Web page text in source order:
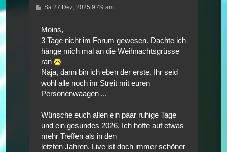
Beitrag
Sa 27 Dez, 2025 9:49 am
Moins,
3 Tage nicht im Forum gewesen. Dachte ich
hänge mich mal an die Weihnachtsgrüsse
ran
Naja, dann bin ich eben der erste. Ihr seid
wohl alle noch im Streit mit euren
Personenwaagen ...
Wünsche euch allen ein paar ruhige Tage
und ein gesundes 2026. Ich hoffe auf etwas
mehr Treffen als in den
letzten Jahren. Live ist doch immer schöner